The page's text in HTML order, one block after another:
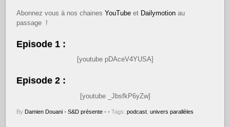
Abonnez vous à nos chainesYouTube et Dailymotion au
passage !
Episode 1 :
[youtube pDAceV4YUSA]
Episode 2 :
[youtube _JbsfkP6yZw]
By Damien Douani • S&D présente • • Tags:podcast ,univers parallèles